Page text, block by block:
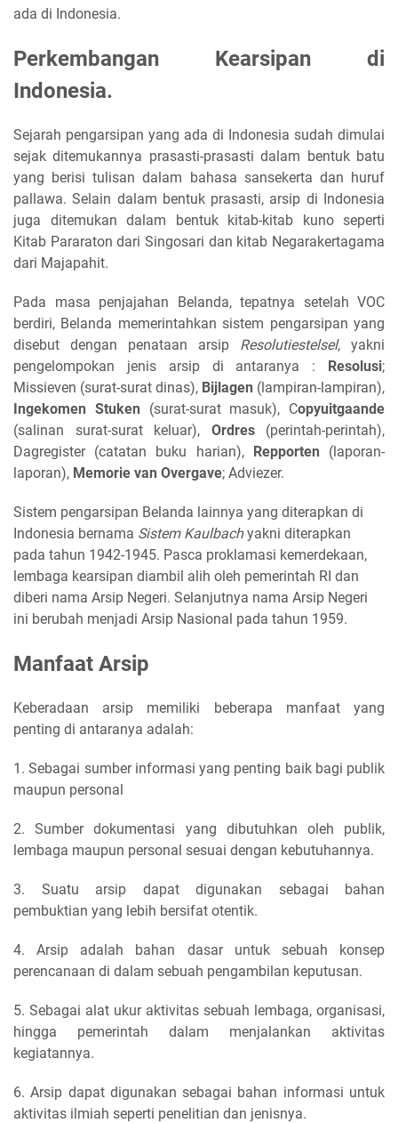
ada di Indonesia.
Perkembangan Kearsipan di
Indonesia.
Sejarah pengarsipan yang ada di Indonesia sudah dimulai
sejak ditemukannya prasasti-prasasti dalam bentuk batu
yang berisi tulisan dalam bahasa sansekerta dan huruf
pallawa. Selain dalam bentuk prasasti, arsip di Indonesia
juga ditemukan dalam bentuk kitab-kitab kuno seperti
Kitab Pararaton dari Singosari dan kitab Negarakertagama
dari Majapahit.
Pada masa penjajahan Belanda, tepatnya setelah VOC
berdiri, Belanda memerintahkan sistem pengarsipan yang
disebut dengan penataan arsip Resolutiestelsel, yakni
pengelompokan jenis arsip di antaranya : Resolusi;
Missieven (surat-surat dinas), Bijlagen (lampiran-lampiran),
Ingekomen Stuken (surat-surat masuk), Copyuitgaande
(salinan surat-surat keluar), Ordres(perintah-perintah),
Dagregister (catatan buku harian), Repporten (laporan-
laporan), Memorie van Overgave; Adviezer.
Sistem pengarsipan Belanda lainnya yang diterapkan di
Indonesia bernama Sistem Kaulbachyakni diterapkan
pada tahun 1942-1945. Pasca proklamasi kemerdekaan,
lembaga kearsipan diambil alih oleh pemerintah RI dan
diberi nama Arsip Negeri. Selanjutnya nama Arsip Negeri
ini berubah menjadi Arsip Nasional pada tahun 1959.
Manfaat Arsip
Keberadaan arsip memiliki beberapa manfaat yang
penting di antaranya adalah:
1. Sebagai sumber informasi yang penting baik bagi publik
maupun personal
2. Sumber dokumentasi yang dibutuhkan oleh publik,
lembaga maupun personal sesuai dengan kebutuhannya.
3. Suatu arsip dapat digunakan sebagai bahan
pembuktian yang lebih bersifat otentik.
4. Arsip adalah bahan dasar untuk sebuah konsep
perencanaan di dalam sebuah pengambilan keputusan.
5. Sebagai alat ukur aktivitas sebuah lembaga, organisasi,
hingga pemerintah dalam menjalankan aktivitas
kegiatannya.
6. Arsip dapat digunakan sebagai bahan informasi untuk
aktivitas ilmiah seperti penelitian dan jenisnya.